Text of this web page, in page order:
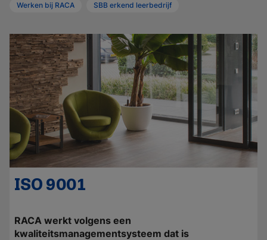
Werken bij RACA SBB erkend leerbedrijf
ISO 9001
RACA werkt volgens een
kwaliteitsmanagementsysteem dat is